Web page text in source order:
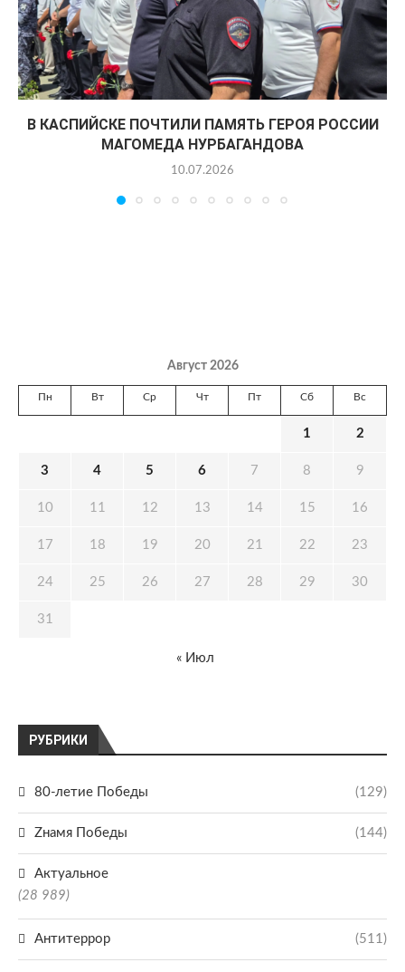
В КАСПИЙСКЕ ПОЧТИЛИ ПАМЯТЬ ГЕРОЯ РОССИИ
МАГОМЕДА НУРБАГАНДОВА
10.07.2026
РУБРИКИ
80-летие Победы (129)
Zнамя Победы (144)
Актуальное
(28 989)
Антитеррор (511)
Август 2026
Пн Вт Ср Чт Пт Сб Вс
1 2
3 4 5 6 7 8 9
10 11 12 13 14 15 16
17 18 19 20 21 22 23
24 25 26 27 28 29 30
31
« Июл